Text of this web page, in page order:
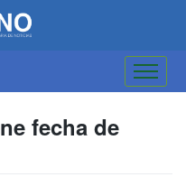
fecha de